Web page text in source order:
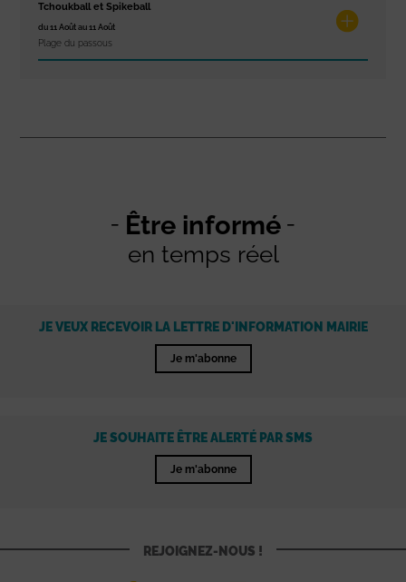
Tchoukball et Spikeball
du 11 Août au 11 Août
Plage du passous
Être informé
en temps réel
JE VEUX RECEVOIR LA LETTRE D'INFORMATION MAIRIE
Je m'abonne
JE SOUHAITE ÊTRE ALERTÉ PAR SMS
Je m'abonne
REJOIGNEZ-NOUS !